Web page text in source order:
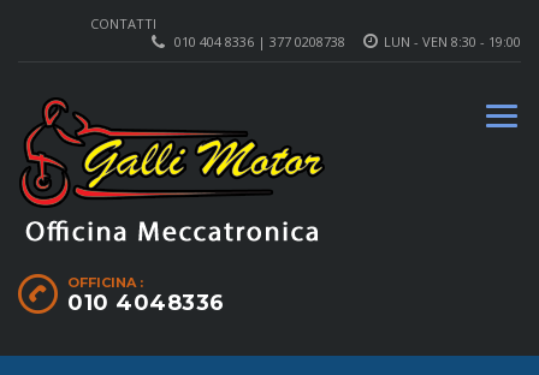
CONTATTI
LUN - VEN 8:30 - 19:00
010 404 8336 | 377 0208738
OFFICINA :
010 4048336